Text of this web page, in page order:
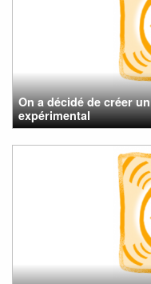
On a décidé de créer
expérimental